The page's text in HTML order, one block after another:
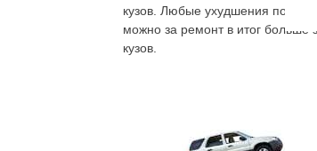
кузов. Любые ухудшения
можно за ремонт в итог больше
кузов.